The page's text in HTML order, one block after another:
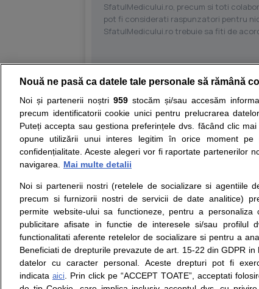
SfatulMedicului.ro, precum si toti
pot fi considerati raspunzatori pentru
SfatulMedicului.ro trebuie sa fiti de
Resurse: Autoevaluare simptome
Opiniile avizate ale medicilor, sfaturile si
nici diagnosticul stabilit in urma investigatiilor
ii punem la dispozitie pentru programare in
Despre noi
Contact
Intrebari frecvente
Consultanti
medicali
Termeni si conditii
Politica de
confidentialitate
Politica de cookie
Modifica Setarile
Nouă ne pasă ca datele tale personale să rămână
Noi și partenerii noștri 959stocăm și/sau accesăm
precum identificatorii cookie unici pentru prelucrarea
Puteți accepta sau gestiona preferințele dvs. făcând clic
opune utilizării unui interes legitim în orice moment pe
confidențialitate. Aceste alegeri vor fi raportate partenerilor
navigarea.
Mai multe detalii
Noi si partenerii nostri (retelele de socializare si agentiile
precum si furnizorii nostri de servicii de date analitice)
permite website-ului sa functioneze, pentru a personaliza
publicitare afisate in functie de interesele si/sau profilul
functionalitati aferente retelelor de socializare si pentru a
Beneficiati de drepturile prevazute de art. 15-22 din GDPR
datelor cu caracter personal. Aceste drepturi pot fi
indicata aici. Prin click pe “ACCEPT TOATE”, acceptati